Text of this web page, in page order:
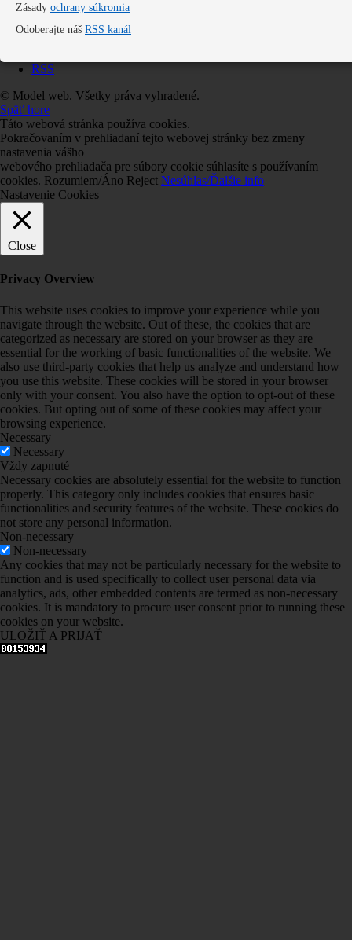
Zásady ochrany súkromia
Odoberajte náš RSS kanál
RSS
© Model web. Všetky práva vyhradené.
Späť hore
Táto webová stránka používa cookies.
Pokračovaním v prehliadaní tejto webovej stránky bez zmeny
nastavenia vášho
webového prehliadača pre súbory cookie súhlasíte s používaním
cookies. Rozumiem/Áno Reject Nesúhlas/Ďalšie info
Nastavenie Cookies
Close
Privacy Overview
This website uses cookies to improve your experience while you
navigate through the website. Out of these, the cookies that are
categorized as necessary are stored on your browser as they are
essential for the working of basic functionalities of the website. We
also use third-party cookies that help us analyze and understand how
you use this website. These cookies will be stored in your browser
only with your consent. You also have the option to opt-out of these
cookies. But opting out of some of these cookies may affect your
browsing experience.
Necessary
Necessary
Vždy zapnuté
Necessary cookies are absolutely essential for the website to function
properly. This category only includes cookies that ensures basic
functionalities and security features of the website. These cookies do
not store any personal information.
Non-necessary
Non-necessary
Any cookies that may not be particularly necessary for the website to
function and is used specifically to collect user personal data via
analytics, ads, other embedded contents are termed as non-necessary
cookies. It is mandatory to procure user consent prior to running these
cookies on your website.
ULOŽIŤ A PRIJAŤ